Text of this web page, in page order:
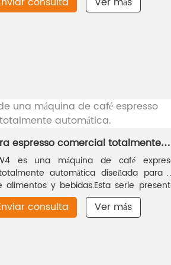
de alta gama que garantizan una
espresso comercial totalmente
automática
es una máquina de café
automática diseñada para
alimentos y bebidas.Esta serie
en el sistema de control y los
de molienda, brindando una mejor
consulta Ver más